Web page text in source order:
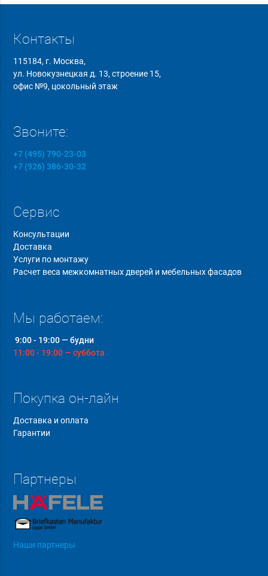
Контакты
115184, г. Москва,
ул. Новокузнецкая д. 13, строение 15,
офис №9, цокольный этаж
Звоните:
+7 (495) 790-23-03
+7 (926) 386-30-32
Сервис
Консультации
Доставка
Услуги по монтажу
Расчет веса межкомнатных дверей и мебельных фасадов
Мы работаем:
9:00 - 19:00 — будни
11:00 - 19:00 — суббота
Покупка он-лайн
Доставка и оплата
Гарантии
Партнеры
Наши партнеры